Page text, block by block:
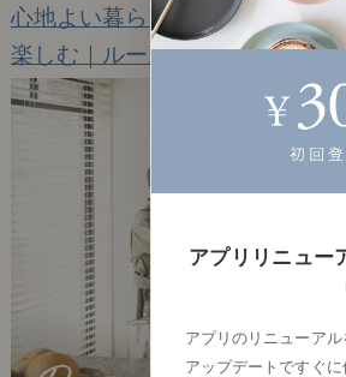
心地よい暮らしの工夫と、スタ
楽しむ｜ルームツアー
アプリリニュー
アプリのリニューア
アップデートですぐ